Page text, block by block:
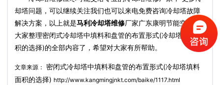
却塔问题，可以继续关注我们也可以来电免费咨询冷却塔故障
解决方案，以上就是马利冷却塔维修厂家广东康明节能空调为
大家整理密闭式冷却塔中填料和盘管的布置形式(冷却塔填料面
积的选择)的全部内容了，希望对大家有所帮助。
文章来源：
密闭式冷却塔中填料和盘管的布置形式(冷却塔填料
面积的选择) http://www.kangmingjnkt.com/baike/1117.html